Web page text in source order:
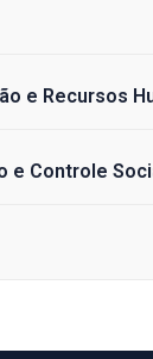
e Recursos
Controle